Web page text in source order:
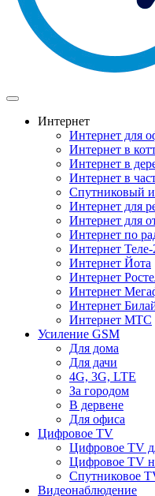
Интернет
Интернет для
Интернет в
Интернет в
Интернет в
Спутниковый
Интернет для
Интернет для
Интернет по
Интернет Теле-
Интернет Йота
Интернет
Интернет
Интернет
Интернет МТС
Усиление GSM
Для дома
Для дачи
4G, 3G, LTE
За городом
В дервене
Для офиса
Цифровое TV
Цифровое TV
Цифровое TV
Спутниковое
Видеонаблюдение